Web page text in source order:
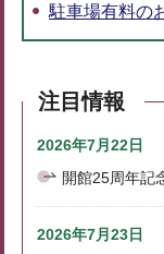
駐車場有料の
注目情報
2026年7月22日
開館25周年記
2026年7月23日